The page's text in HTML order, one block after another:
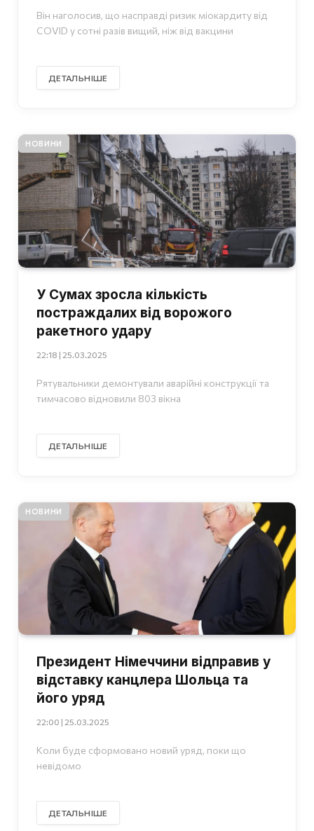
Він наголосив, що насправді ризик міокардиту від
COVID у сотні разів вищий, ніж від вакцини
ДЕТАЛЬНІШЕ
НОВИНИ
У Сумах зросла кількість
постраждалих від ворожого
ракетного удару
22:18 | 25.03.2025
Рятувальники демонтували аварійні конструкції та
тимчасово відновили 803 вікна
ДЕТАЛЬНІШЕ
НОВИНИ
Президент Німеччини відправив у
відставку канцлера Шольца та
його уряд
22:00 | 25.03.2025
Коли буде сформовано новий уряд, поки що
невідомо
ДЕТАЛЬНІШЕ